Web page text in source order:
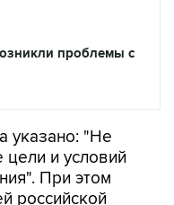
проблемы с
указано: "Не
цели и условий
При этом
российской